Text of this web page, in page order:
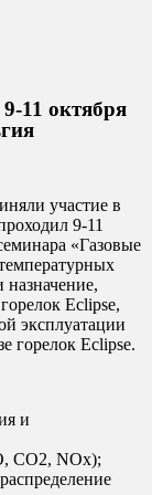
11 октября
участие в
9-11
«Газовые
Eclipse,
эксплуатации
горелок Eclipse.
и
CO2, NOx);